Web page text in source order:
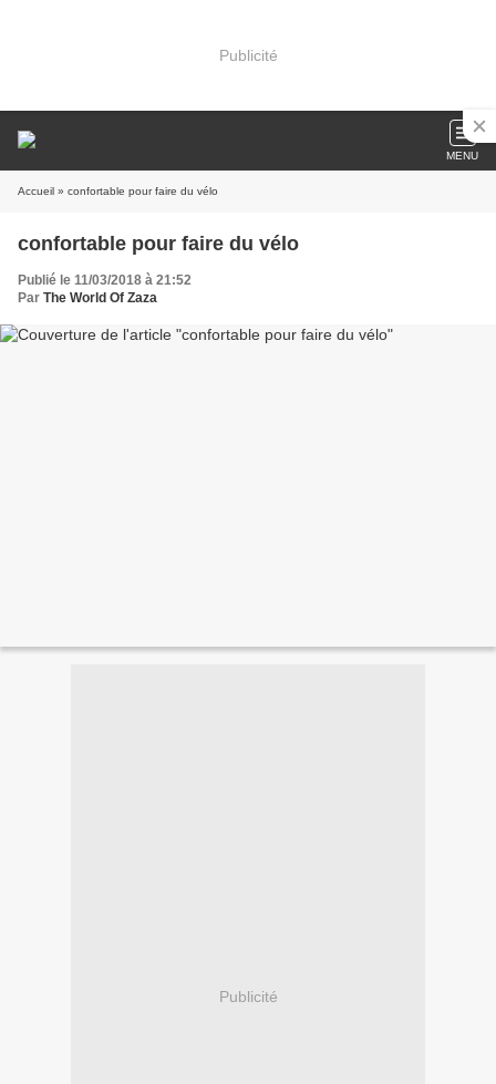
Publicité
MENU
Accueil » confortable pour faire du vélo
confortable pour faire du vélo
Publié le 11/03/2018 à 21:52
Par The World Of Zaza
Publicité